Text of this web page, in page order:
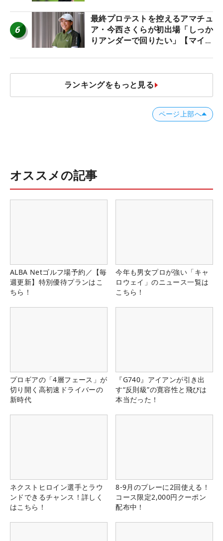
6
最終プロテストを控えるアマチュ
ア・今西さくらが初出場「しっか
りアンダーで回りたい」【マイナ
ランキングをもっと見る
ページ上部へ
オススメの記事
ALBA Netゴルフ場予約／【毎
週更新】特別優待プランはこ
ちら！
今年も男女プロが強い「キャ
ロウェイ」のニュース一覧は
こちら！
プロギアの「4層フェース」が
切り開く高初速ドライバーの
新時代
『G740』アイアンが引き出
す“反則級”の寛容性と飛びは
本当だった！
ネクストヒロイン選手とラウ
ンドできるチャンス！詳しく
はこちら！
8-9月のプレーに2回使える！
コース限定2,000円クーポン
配布中！